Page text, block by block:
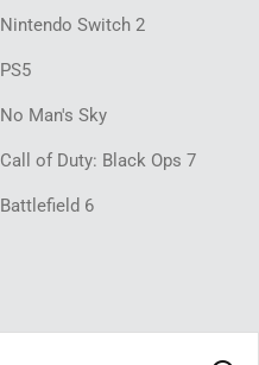
Nintendo Switch 2
PS5
No Man's Sky
Call of Duty: Black Ops 7
Battlefield 6